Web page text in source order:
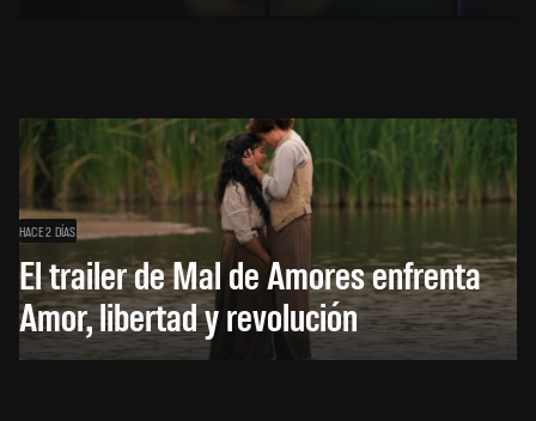
HACE 2 DÍAS
El trailer de Mal de Amores enfrenta
Amor, libertad y revolución